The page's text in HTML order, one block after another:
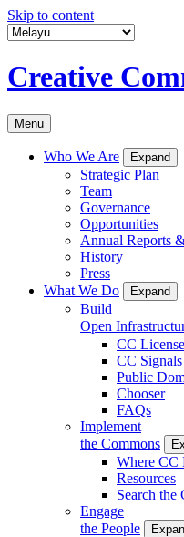
Skip to content
Creative
Menu
Who We Are Expand
Strategic Plan
Team
Governance
Opportunities
Annual Reports
History
Press
What We Do
Expand
Build
Open
CC
CC Signals
Public
Chooser
FAQs
Implement
the Commons
Where CC
Resources
Search the
Engage
the People